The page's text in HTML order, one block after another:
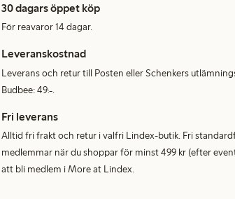
30 dagars öppet köp
För reavaror 14 dagar.
Leveranskostnad
Leverans och retur till Posten eller Schenkers
Budbee: 49:-.
Fri leverans
Alltid fri frakt och retur i valfri Lindex-butik. Fri
medlemmar när du shoppar för minst 499 kr (efter
att bli medlem i More at Lindex.